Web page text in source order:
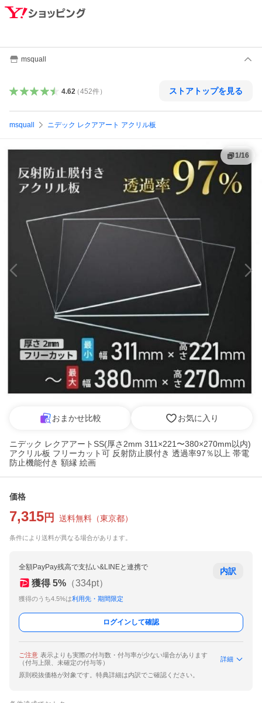
msquall
4.62（452件） ストアトップを見る
msquall ニデック レクアアート アクリル板
1/16
おまかせ比較 お気に入り
ニデック レクアアートSS(厚さ2mm 311×221〜380×270mm以内)
アクリル板 フリーカット可 反射防止膜付き 透過率97％以上 帯電
防止機能付き 額縁 絵画
価格
7,315 円 送料無料 （東京都）
条件により送料が異なる場合があります。
全額PayPay残高で支払い&LINEと連携で
獲得 5% （334pt）
獲得のうち4.5%は利用先・期間限定
内訳
ログインして確認
ご注意 表示よりも実際の付与数・付与率が少ない場合があります
（付与上限、未確定の付与等）
詳細
原則税抜価格が対象です。特典詳細は内訳でご確認ください。